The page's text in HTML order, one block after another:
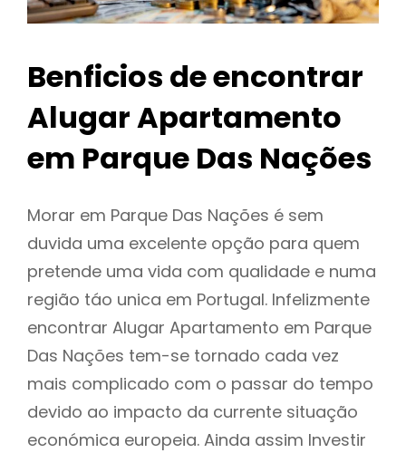
Benficios de encontrar
Alugar Apartamento
em Parque Das Nações
Morar em Parque Das Nações é sem
duvida uma excelente opção para quem
pretende uma vida com qualidade e numa
região táo unica em Portugal. Infelizmente
encontrar Alugar Apartamento em Parque
Das Nações tem-se tornado cada vez
mais complicado com o passar do tempo
devido ao impacto da currente situação
económica europeia. Ainda assim Investir